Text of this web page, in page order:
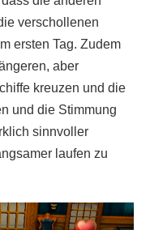
verschollenen
ersten Tag. Zudem
aber
kreuzen und die
und die Stimmung
sinnvoller
laufen zu